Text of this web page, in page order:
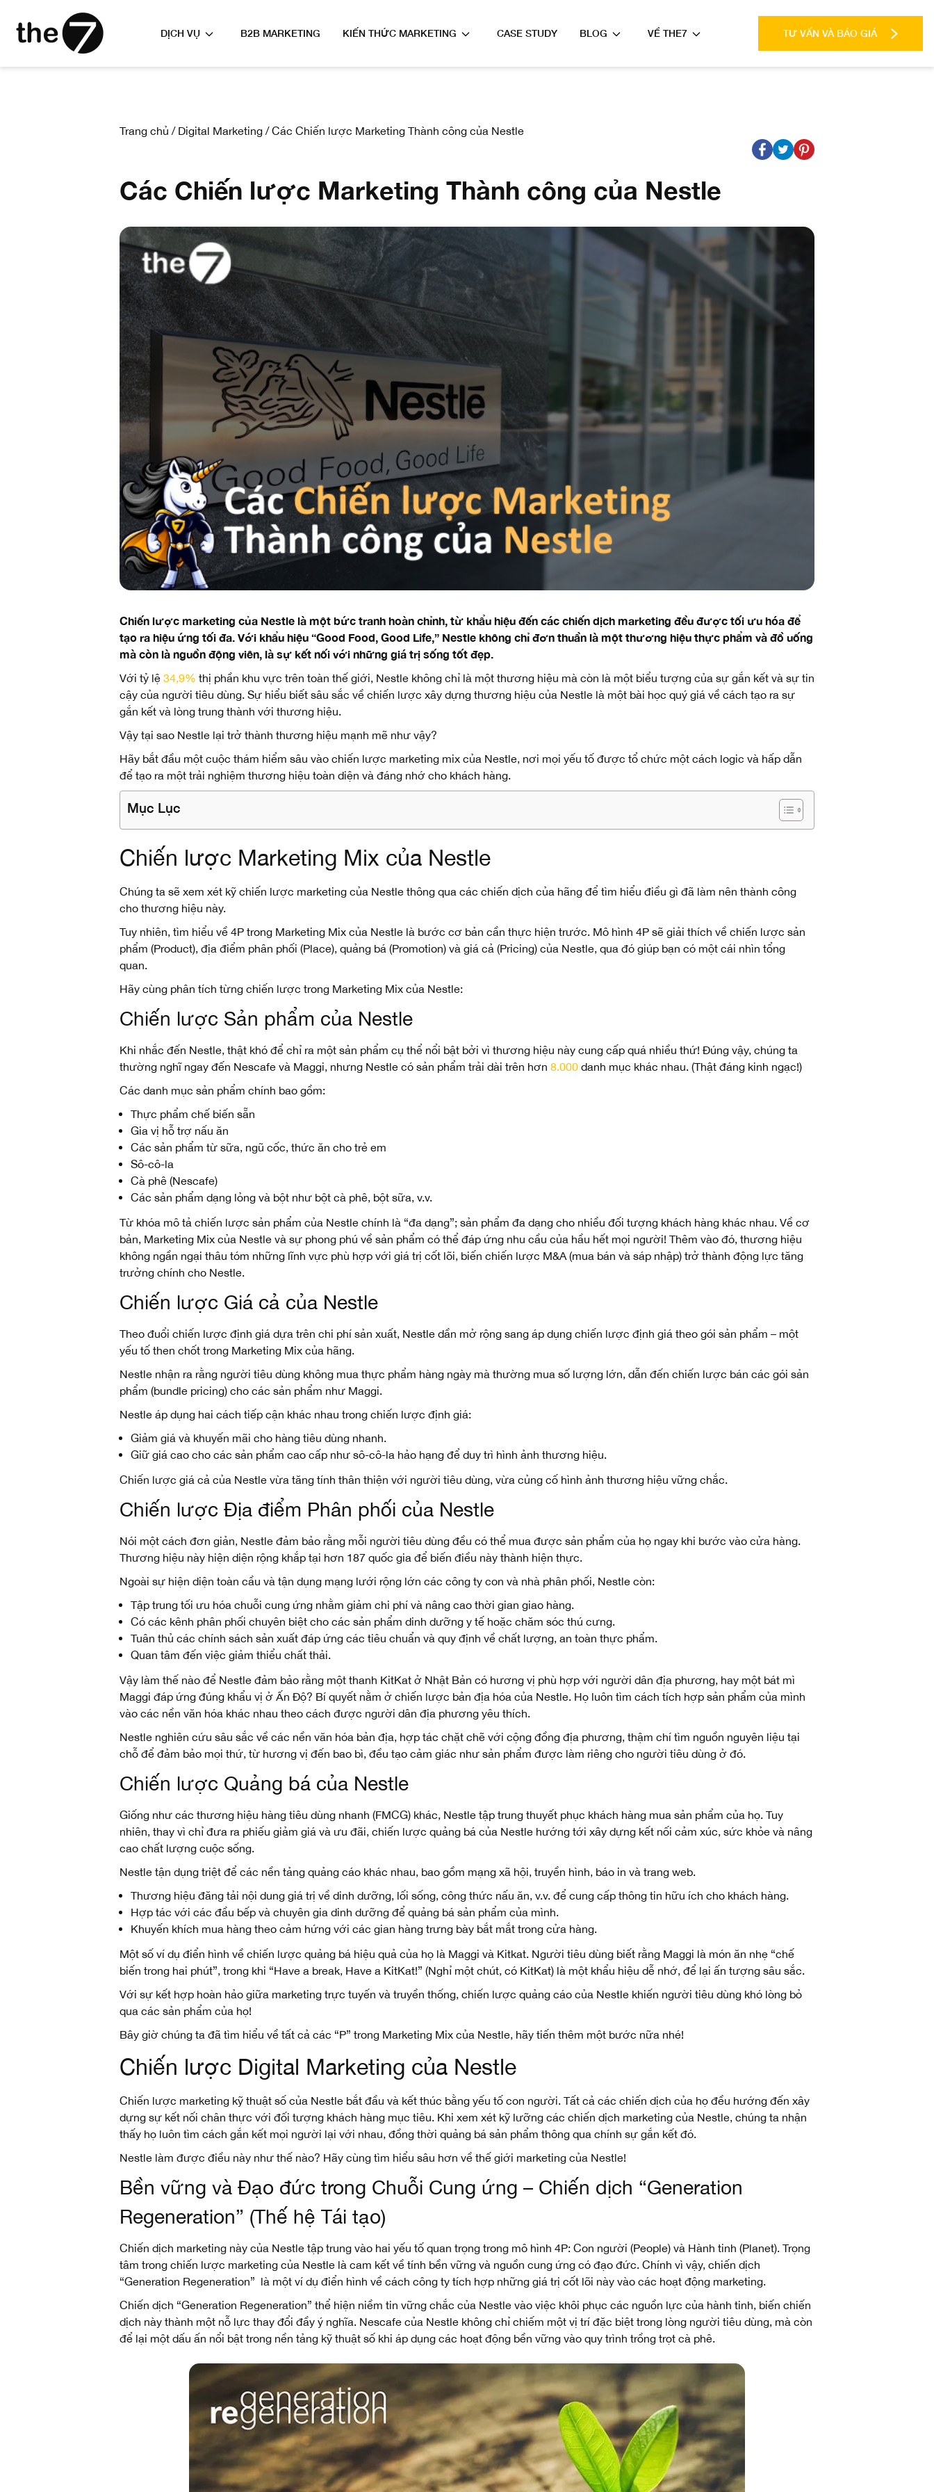
DỊCH VỤ B2B MARKETING KIẾN THỨC MARKETING CASE STUDY BLOG VỀ THE7 TƯ VẤN VÀ BÁO GIÁ
Trang chủ / Digital Marketing /Các Chiến lược Marketing Thành công của Nestle
Các Chiến lược Marketing Thành công của Nestle
Chiến lược marketing của Nestle là một bức tranh hoàn chỉnh, từ khẩu hiệu đến các chiến dịch marketing đều được tối ưu hóa để
tạo ra hiệu ứng tối đa. Với khẩu hiệu “Good Food, Good Life,” Nestle không chỉ đơn thuần là một thương hiệu thực phẩm và đồ uống
mà còn là nguồn động viên, là sự kết nối với những giá trị sống tốt đẹp.
Với tỷ lệ 34,9% thị phần khu vực trên toàn thế giới, Nestle không chỉ là một thương hiệu mà còn là một biểu tượng của sự gắn kết và sự tin
cậy của người tiêu dùng. Sự hiểu biết sâu sắc về chiến lược xây dựng thương hiệu của Nestle là một bài học quý giá về cách tạo ra sự
gắn kết và lòng trung thành với thương hiệu.
Vậy tại sao Nestle lại trở thành thương hiệu mạnh mẽ như vậy?
Hãy bắt đầu một cuộc thám hiểm sâu vào chiến lược marketing mix của Nestle, nơi mọi yếu tố được tổ chức một cách logic và hấp dẫn
để tạo ra một trải nghiệm thương hiệu toàn diện và đáng nhớ cho khách hàng.
Mục Lục
Chiến lược Marketing Mix của Nestle
Chúng ta sẽ xem xét kỹ chiến lược marketing của Nestle thông qua các chiến dịch của hãng để tìm hiểu điều gì đã làm nên thành công
cho thương hiệu này.
Tuy nhiên, tìm hiểu về 4P trong Marketing Mix của Nestle là bước cơ bản cần thực hiện trước. Mô hình 4P sẽ giải thích về chiến lược sản
phẩm (Product), địa điểm phân phối (Place), quảng bá (Promotion) và giá cả (Pricing) của Nestle, qua đó giúp bạn có một cái nhìn tổng
quan.
Hãy cùng phân tích từng chiến lược trong Marketing Mix của Nestle:
Chiến lược Sản phẩm của Nestle
Khi nhắc đến Nestle, thật khó để chỉ ra một sản phẩm cụ thể nổi bật bởi vì thương hiệu này cung cấp quá nhiều thứ! Đúng vậy, chúng ta
thường nghĩ ngay đến Nescafe và Maggi, nhưng Nestle có sản phẩm trải dài trên hơn 8.000 danh mục khác nhau. (Thật đáng kinh ngạc!)
Các danh mục sản phẩm chính bao gồm:
Thực phẩm chế biến sẵn
Gia vị hỗ trợ nấu ăn
Các sản phẩm từ sữa, ngũ cốc, thức ăn cho trẻ em
Sô-cô-la
Cà phê (Nescafe)
Các sản phẩm dạng lỏng và bột như bột cà phê, bột sữa, v.v.
Từ khóa mô tả chiến lược sản phẩm của Nestle chính là “đa dạng”; sản phẩm đa dạng cho nhiều đối tượng khách hàng khác nhau. Về cơ
bản, Marketing Mix của Nestle và sự phong phú về sản phẩm có thể đáp ứng nhu cầu của hầu hết mọi người! Thêm vào đó, thương hiệu
không ngần ngại thâu tóm những lĩnh vực phù hợp với giá trị cốt lõi, biến chiến lược M&A (mua bán và sáp nhập) trở thành động lực tăng
trưởng chính cho Nestle.
Chiến lược Giá cả của Nestle
Theo đuổi chiến lược định giá dựa trên chi phí sản xuất, Nestle dần mở rộng sang áp dụng chiến lược định giá theo gói sản phẩm – một
yếu tố then chốt trong Marketing Mix của hãng.
Nestle nhận ra rằng người tiêu dùng không mua thực phẩm hàng ngày mà thường mua số lượng lớn, dẫn đến chiến lược bán các gói sản
phẩm (bundle pricing) cho các sản phẩm như Maggi.
Nestle áp dụng hai cách tiếp cận khác nhau trong chiến lược định giá:
Giảm giá và khuyến mãi cho hàng tiêu dùng nhanh.
Giữ giá cao cho các sản phẩm cao cấp như sô-cô-la hảo hạng để duy trì hình ảnh thương hiệu.
Chiến lược giá cả của Nestle vừa tăng tính thân thiện với người tiêu dùng, vừa củng cố hình ảnh thương hiệu vững chắc.
Chiến lược Địa điểm Phân phối của Nestle
Nói một cách đơn giản, Nestle đảm bảo rằng mỗi người tiêu dùng đều có thể mua được sản phẩm của họ ngay khi bước vào cửa hàng.
Thương hiệu này hiện diện rộng khắp tại hơn 187 quốc gia để biến điều này thành hiện thực.
Ngoài sự hiện diện toàn cầu và tận dụng mạng lưới rộng lớn các công ty con và nhà phân phối, Nestle còn:
Tập trung tối ưu hóa chuỗi cung ứng nhằm giảm chi phí và nâng cao thời gian giao hàng.
Có các kênh phân phối chuyên biệt cho các sản phẩm dinh dưỡng y tế hoặc chăm sóc thú cưng.
Tuân thủ các chính sách sản xuất đáp ứng các tiêu chuẩn và quy định về chất lượng, an toàn thực phẩm.
Quan tâm đến việc giảm thiểu chất thải.
Vậy làm thế nào để Nestle đảm bảo rằng một thanh KitKat ở Nhật Bản có hương vị phù hợp với người dân địa phương, hay một bát mì
Maggi đáp ứng đúng khẩu vị ở Ấn Độ? Bí quyết nằm ở chiến lược bản địa hóa của Nestle. Họ luôn tìm cách tích hợp sản phẩm của mình
vào các nền văn hóa khác nhau theo cách được người dân địa phương yêu thích.
Nestle nghiên cứu sâu sắc về các nền văn hóa bản địa, hợp tác chặt chẽ với cộng đồng địa phương, thậm chí tìm nguồn nguyên liệu tại
chỗ để đảm bảo mọi thứ, từ hương vị đến bao bì, đều tạo cảm giác như sản phẩm được làm riêng cho người tiêu dùng ở đó.
Chiến lược Quảng bá của Nestle
Giống như các thương hiệu hàng tiêu dùng nhanh (FMCG) khác, Nestle tập trung thuyết phục khách hàng mua sản phẩm của họ. Tuy
nhiên, thay vì chỉ đưa ra phiếu giảm giá và ưu đãi, chiến lược quảng bá của Nestle hướng tới xây dựng kết nối cảm xúc, sức khỏe và nâng
cao chất lượng cuộc sống.
Nestle tận dụng triệt để các nền tảng quảng cáo khác nhau, bao gồm mạng xã hội, truyền hình, báo in và trang web.
Thương hiệu đăng tải nội dung giá trị về dinh dưỡng, lối sống, công thức nấu ăn, v.v. để cung cấp thông tin hữu ích cho khách hàng.
Hợp tác với các đầu bếp và chuyên gia dinh dưỡng để quảng bá sản phẩm của mình.
Khuyến khích mua hàng theo cảm hứng với các gian hàng trưng bày bắt mắt trong cửa hàng.
Một số ví dụ điển hình về chiến lược quảng bá hiệu quả của họ là Maggi và Kitkat. Người tiêu dùng biết rằng Maggi là món ăn nhẹ “chế
biến trong hai phút”, trong khi “Have a break, Have a KitKat!” (Nghỉ một chút, có KitKat) là một khẩu hiệu dễ nhớ, để lại ấn tượng sâu sắc.
Với sự kết hợp hoàn hảo giữa marketing trực tuyến và truyền thống, chiến lược quảng cáo của Nestle khiến người tiêu dùng khó lòng bỏ
qua các sản phẩm của họ!
Bây giờ chúng ta đã tìm hiểu về tất cả các “P” trong Marketing Mix của Nestle, hãy tiến thêm một bước nữa nhé!
Chiến lược Digital Marketing của Nestle
Chiến lược marketing kỹ thuật số của Nestle bắt đầu và kết thúc bằng yếu tố con người. Tất cả các chiến dịch của họ đều hướng đến xây
dựng sự kết nối chân thực với đối tượng khách hàng mục tiêu. Khi xem xét kỹ lưỡng các chiến dịch marketing của Nestle, chúng ta nhận
thấy họ luôn tìm cách gắn kết mọi người lại với nhau, đồng thời quảng bá sản phẩm thông qua chính sự gắn kết đó.
Nestle làm được điều này như thế nào? Hãy cùng tìm hiểu sâu hơn về thế giới marketing của Nestle!
Bền vững và Đạo đức trong Chuỗi Cung ứng – Chiến dịch “Generation
Regeneration” (Thế hệ Tái tạo)
Chiến dịch marketing này của Nestle tập trung vào hai yếu tố quan trọng trong mô hình 4P: Con người (People) và Hành tinh (Planet). Trọng
tâm trong chiến lược marketing của Nestle là cam kết về tính bền vững và nguồn cung ứng có đạo đức. Chính vì vậy, chiến dịch
“Generation Regeneration” là một ví dụ điển hình về cách công ty tích hợp những giá trị cốt lõi này vào các hoạt động marketing.
Chiến dịch “Generation Regeneration” thể hiện niềm tin vững chắc của Nestle vào việc khôi phục các nguồn lực của hành tinh, biến chiến
dịch này thành một nỗ lực thay đổi đầy ý nghĩa. Nescafe của Nestle không chỉ chiếm một vị trí đặc biệt trong lòng người tiêu dùng, mà còn
để lại một dấu ấn nổi bật trong nền tảng kỹ thuật số khi áp dụng các hoạt động bền vững vào quy trình trồng trọt cà phê.